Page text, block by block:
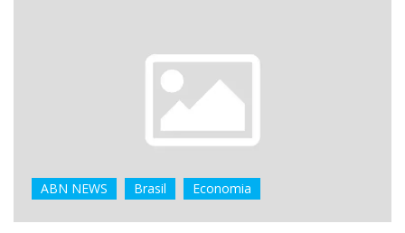
ABN NEWS Brasil Economia